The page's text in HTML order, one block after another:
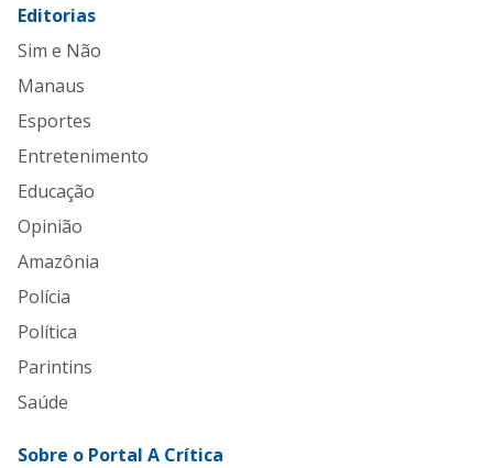
Editorias
Sim e Não
Manaus
Esportes
Entretenimento
Educação
Opinião
Amazônia
Polícia
Política
Parintins
Saúde
Sobre o Portal A Crítica